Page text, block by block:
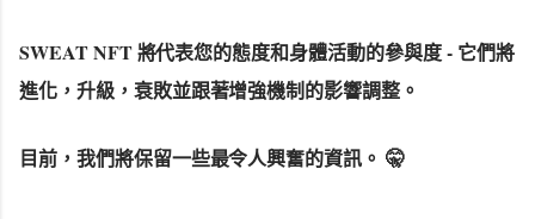
SWEAT NFT 將代表您的態度和身體活動的參與度 - 它們將
進化，升級，衰敗並跟著增強機制的影響調整。
目前，我們將保留一些最令人興奮的資訊。 🤫